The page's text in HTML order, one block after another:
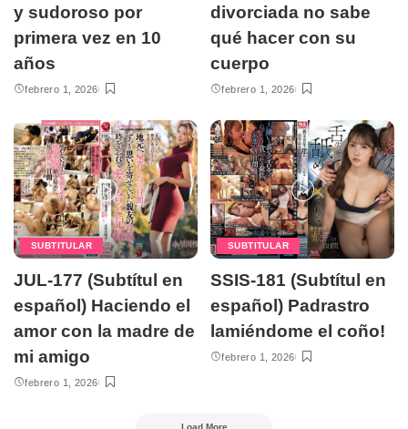
y sudoroso por
primera vez en 10
años
febrero 1, 2026
divorciada no sabe
qué hacer con su
cuerpo
febrero 1, 2026
SUBTITULAR
JUL-177 (Subtítul en
español) Haciendo el
amor con la madre de
mi amigo
febrero 1, 2026
SUBTITULAR
SSIS-181 (Subtítul en
español) Padrastro
lamiéndome el coño!
febrero 1, 2026
Load More